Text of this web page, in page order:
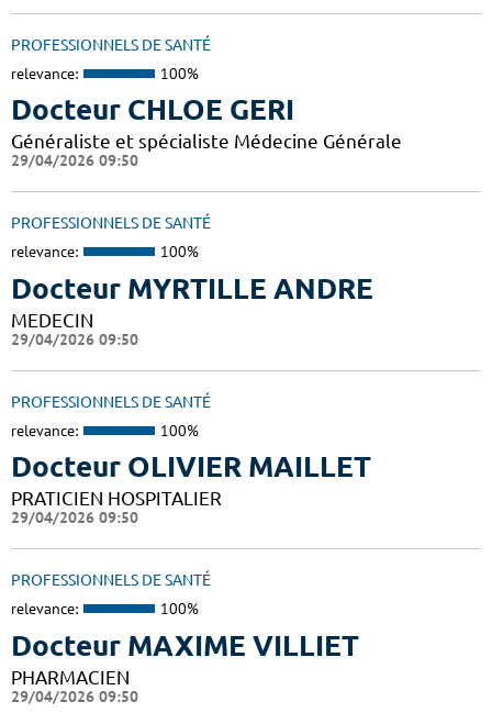
PROFESSIONNELS DE SANTÉ
relevance: 100%
Docteur CHLOE GERI
Généraliste et spécialiste Médecine Générale
29/04/2026 09:50
PROFESSIONNELS DE SANTÉ
relevance: 100%
Docteur MYRTILLE ANDRE
MEDECIN
29/04/2026 09:50
PROFESSIONNELS DE SANTÉ
relevance: 100%
Docteur OLIVIER MAILLET
PRATICIEN HOSPITALIER
29/04/2026 09:50
PROFESSIONNELS DE SANTÉ
relevance: 100%
Docteur MAXIME VILLIET
PHARMACIEN
29/04/2026 09:50